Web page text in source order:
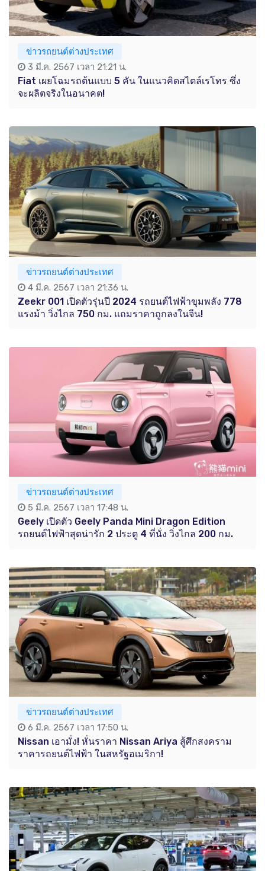
ข่าวรถยนต์ต่างประเทศ
3 มี.ค. 2567 เวลา 21:21 น.
Fiat เผยโฉมรถต้นแบบ 5 คัน ในแนวคิดสไตล์เรโทร ซึ่ง
จะผลิตจริงในอนาคต!
ข่าวรถยนต์ต่างประเทศ
4 มี.ค. 2567 เวลา 21:36 น.
Zeekr 001 เปิดตัวรุ่นปี 2024 รถยนต์ไฟฟ้าขุมพลัง 778
แรงม้า วิ่งไกล 750 กม. แถมราคาถูกลงในจีน!
ข่าวรถยนต์ต่างประเทศ
5 มี.ค. 2567 เวลา 17:48 น.
Geely เปิดตัว Geely Panda Mini Dragon Edition
รถยนต์ไฟฟ้าสุดน่ารัก 2 ประตู 4 ที่นั่ง วิ่งไกล 200 กม.
ข่าวรถยนต์ต่างประเทศ
6 มี.ค. 2567 เวลา 17:50 น.
Nissan เอามั่ง! หั่นราคา Nissan Ariya สู้ศึกสงคราม
ราคารถยนต์ไฟฟ้า ในสหรัฐอเมริกา!